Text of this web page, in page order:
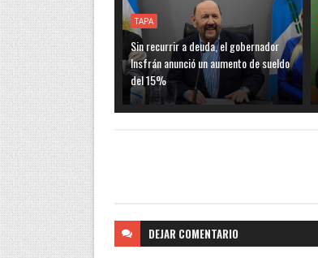
TAPA
Sin recurrir a deuda, el gobernador
Insfrán anunció un aumento de sueldo
del 15%
DEJAR COMENTARIO